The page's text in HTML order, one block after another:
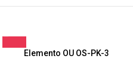
Elemento OU OS-PK-3